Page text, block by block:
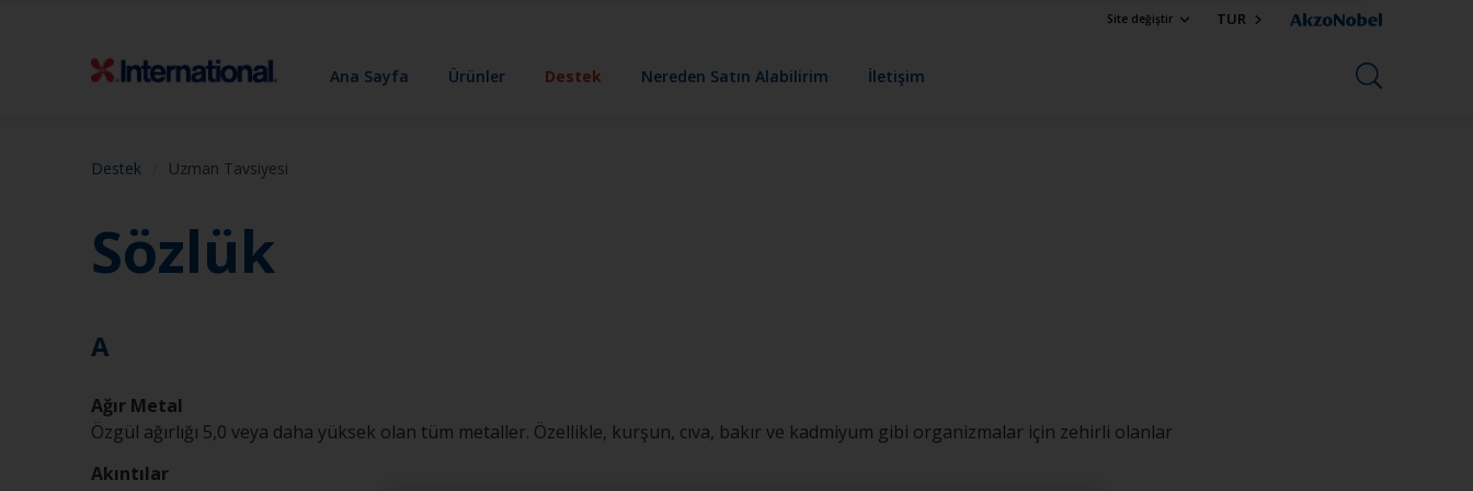
Site değiştir TUR
Ana Sayfa Ürünler Destek Nereden Satın Alabilirim İletişim
Destek Uzman Tavsiyesi
Sözlük
A
Ağır Metal
Özgül ağırlığı 5,0 veya daha yüksek olan tüm metaller. Özellikle, kurşun, cıva, bakır ve kadmiyum gibi organizmalar için zehirli olanlar
Akıntılar